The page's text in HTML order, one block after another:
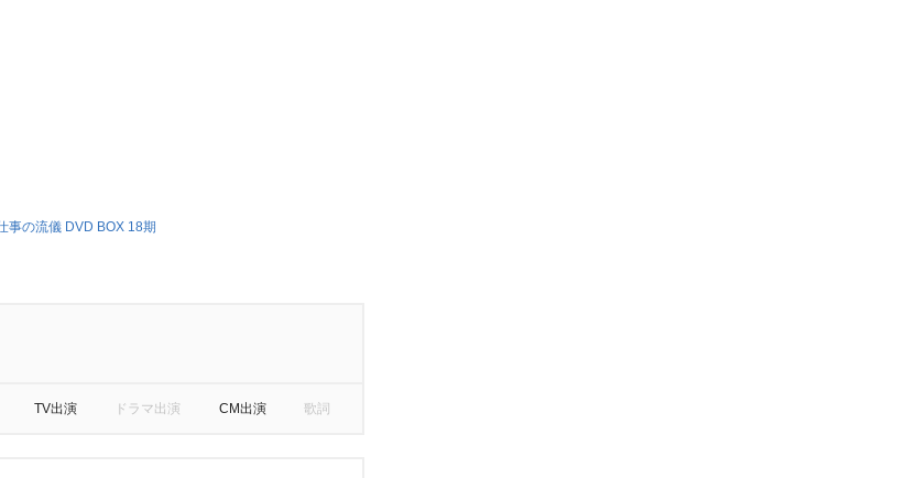
事の流儀 DVD BOX 18期
TV出演 ドラマ出演 CM出演 歌詞